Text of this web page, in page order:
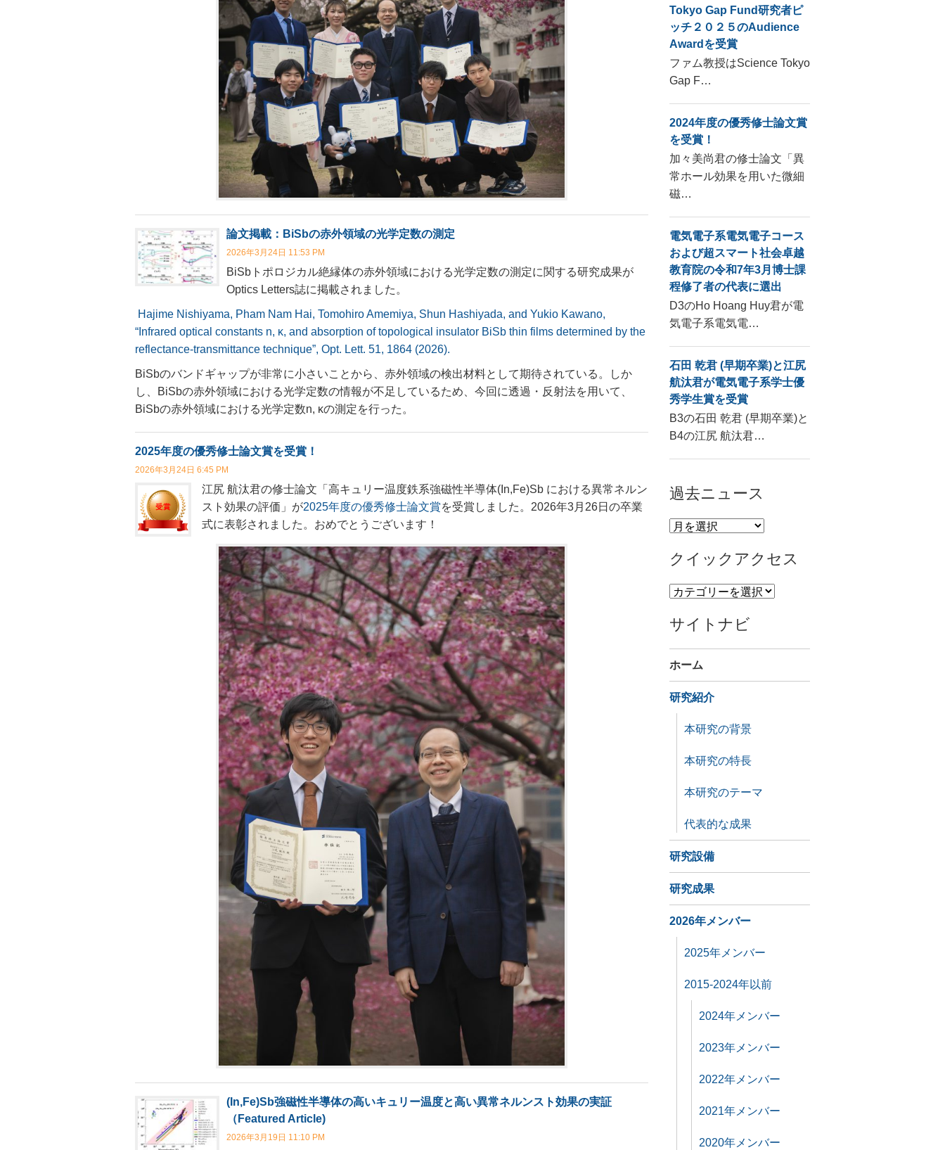
論文掲載：BiSbの赤外領域の光学定数の測定
2026年3月24日 11:53 PM
BiSbトポロジカル絶縁体の赤外領域における光学定数の測定に関する研究成果が
Optics Letters誌に掲載されました。
Hajime Nishiyama, Pham Nam Hai, Tomohiro Amemiya, Shun Hashiyada, and Yukio Kawano,
“Infrared optical constants n, κ, and absorption of topological insulator BiSb thin films determined by the
reflectance-transmittance technique”, Opt. Lett. 51, 1864 (2026).
BiSbのバンドギャップが非常に小さいことから、赤外領域の検出材料として期待されている。しか
し、BiSbの赤外領域における光学定数の情報が不足しているため、今回に透過・反射法を用いて、
BiSbの赤外領域における光学定数n, κの測定を行った。
2025年度の優秀修士論文賞を受賞！
2026年3月24日 6:45 PM
江尻 航汰君の修士論文「高キュリー温度鉄系強磁性半導体(In,Fe)Sb における異常ネルン
スト効果の評価」が2025年度の優秀修士論文賞を受賞しました。2026年3月26日の卒業
式に表彰されました。おめでとうございます！
(In,Fe)Sb強磁性半導体の高いキュリー温度と高い異常ネルンスト効果の実証
（Featured Article)
2026年3月19日 11:10 PM
Tokyo Gap Fund研究者ピ
ッチ２０２５のAudience
Awardを受賞
ファム教授はScience Tokyo
Gap F…
2024年度の優秀修士論文賞
を受賞！
加々美尚君の修士論文「異
常ホール効果を用いた微細
磁…
電気電子系電気電子コース
および超スマート社会卓越
教育院の令和7年3月博士課
程修了者の代表に選出
D3のHo Hoang Huy君が電
気電子系電気電…
石田 乾君 (早期卒業)と江尻
航汰君が電気電子系学士優
秀学生賞を受賞
B3の石田 乾君 (早期卒業)と
B4の江尻 航汰君…
過去ニュース
過
ニ
ー
クイックアクセス
ク
ッ
ア
ク
セ
ス
サイトナビ
ホーム
研究紹介
本研究の背景
本研究の特長
本研究のテーマ
代表的な成果
研究設備
研究成果
2026年メンバー
2025年メンバー
2015-2024年以前
2024年メンバー
2023年メンバー
2022年メンバー
2021年メンバー
2020年メンバー